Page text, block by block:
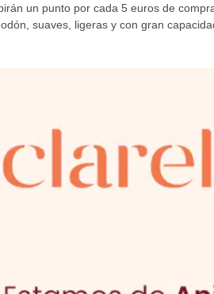
un punto por cada 5 euros de
suaves, ligeras y con gran